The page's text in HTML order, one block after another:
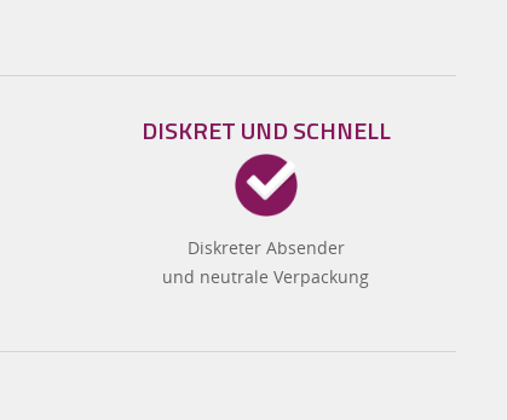
DISKRET UND SCHNELL
Diskreter Absender
und neutrale Verpackung